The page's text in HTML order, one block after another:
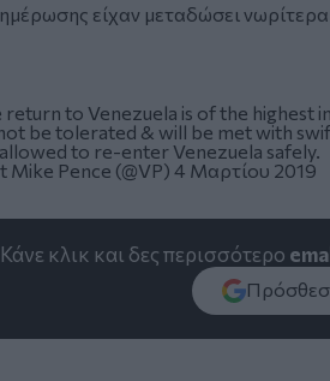
είχαν μεταδώσει
return to Venezuela is of the
be tolerated & will be met with
to re-enter Venezuela safely.
Mike Pence (@VP) 4 Μαρτίου 2019
Κάνε κλικ και δες περισσότερο